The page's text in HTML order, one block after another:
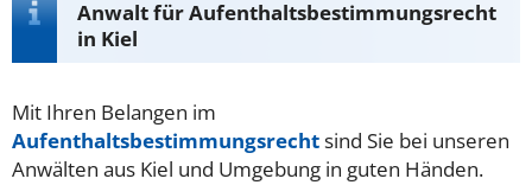
Anwalt für Aufenthaltsbestimmungsrecht
in Kiel
Mit Ihren Belangen im
Aufenthaltsbestimmungsrechtsind Sie bei unseren
Anwälten aus Kiel und Umgebung in guten Händen.